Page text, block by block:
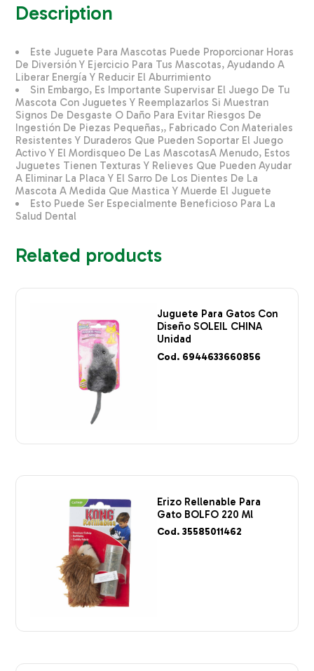
Description
Este Juguete Para Mascotas Puede Proporcionar Horas
De Diversión Y Ejercicio Para Tus Mascotas, Ayudando A
Liberar Energía Y Reducir El Aburrimiento
Sin Embargo, Es Importante Supervisar El Juego De Tu
Mascota Con Juguetes Y Reemplazarlos Si Muestran
Signos De Desgaste O Daño Para Evitar Riesgos De
Ingestión De Piezas Pequeñas,, Fabricado Con Materiales
Resistentes Y Duraderos Que Pueden Soportar El Juego
Activo Y El Mordisqueo De Las MascotasA Menudo, Estos
Juguetes Tienen Texturas Y Relieves Que Pueden Ayudar
A Eliminar La Placa Y El Sarro De Los Dientes De La
Mascota A Medida Que Mastica Y Muerde El Juguete
Esto Puede Ser Especialmente Beneficioso Para La
Salud Dental
Related products
Juguete Para Gatos Con
Diseño SOLEIL CHINA
Unidad
Cod. 6944633660856
Erizo Rellenable Para
Gato BOLFO 220 Ml
Cod. 35585011462